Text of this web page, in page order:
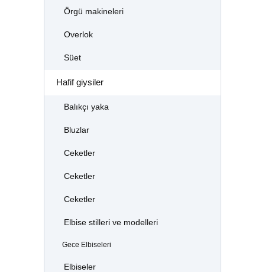
Örgü makineleri
Overlok
Süet
Hafif giysiler
Balıkçı yaka
Bluzlar
Ceketler
Ceketler
Ceketler
Elbise stilleri ve modelleri
Gece Elbiseleri
Elbiseler